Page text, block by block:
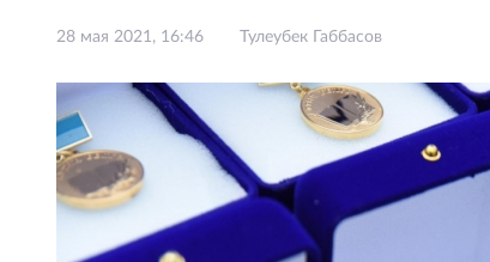
28 мая 2021, 16:46 Тулеубек Габбасов